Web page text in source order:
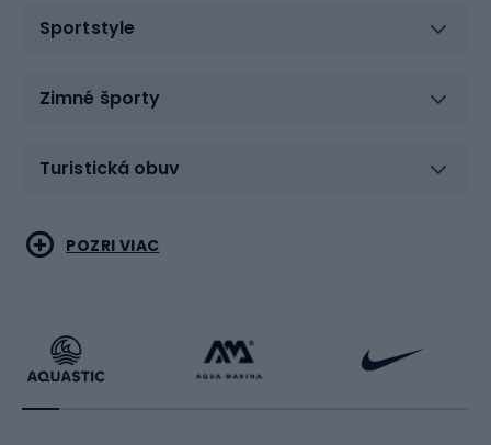
Sportstyle
Zimné športy
Turistická obuv
Vodné športy
Beh
Bojové umenia
Raketové športy
POZRI VIAC